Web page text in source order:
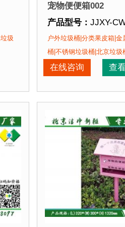
对环境产生污染。2、产品在视
圾
宠物便便箱002
产品型号： JJXY-
产品规格：
产品材质：钢板喷塑
产品周期：现货产品
产品特点：
1、材
户外垃圾桶|分类果皮箱|金
桶|不锈钢垃圾桶|北京垃圾
在线咨询 查